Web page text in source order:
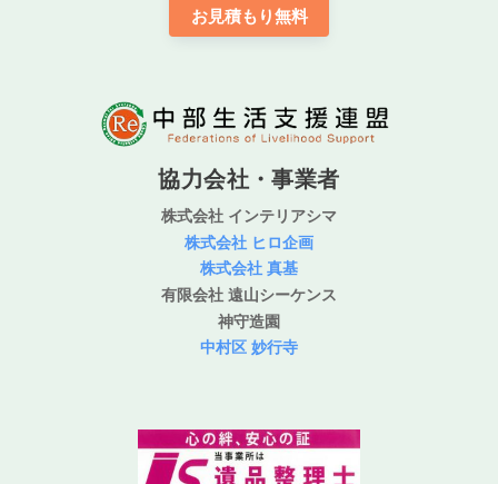
お見積もり無料
協力会社・事業者
株式会社 インテリアシマ
株式会社 ヒロ企画
株式会社 真基
有限会社 遠山シーケンス
神守造園
中村区 妙行寺